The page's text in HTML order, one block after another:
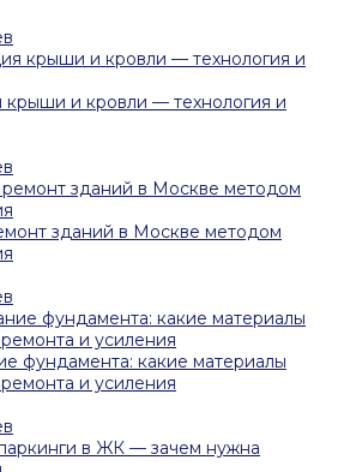
крыши и кровли — технология и
зданий в Москве методом
фундамента: какие материалы
и усиления